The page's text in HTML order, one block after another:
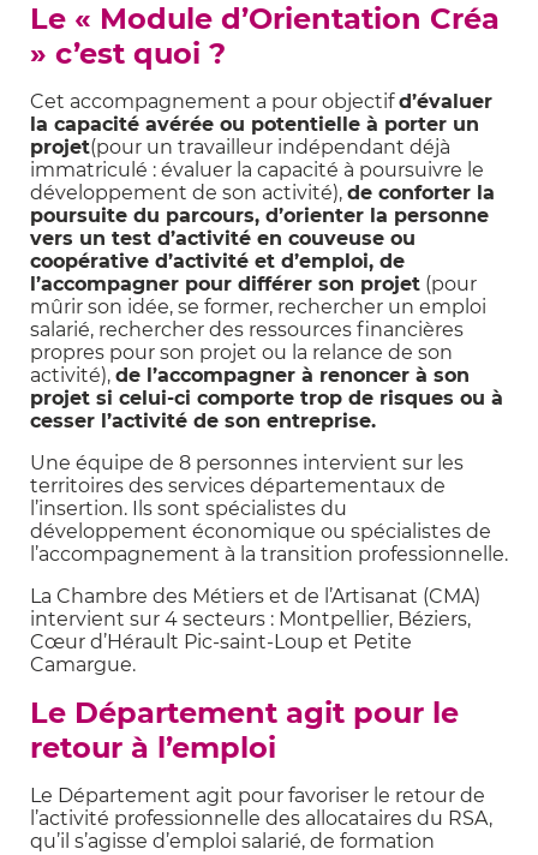
Le « Module d’Orientation Créa
» c’est quoi ?
Cet accompagnement a pour objectifd’évaluer
la capacité avérée ou potentielle à porter un
projet(pour un travailleur indépendant déjà
immatriculé : évaluer la capacité à poursuivre le
développement de son activité), de conforter la
poursuite du parcours, d’orienter la personne
vers un test d’activité en couveuse ou
coopérative d’activité et d’emploi, de
l’accompagner pour différer son projet (pour
mûrir son idée, se former, rechercher un emploi
salarié, rechercher des ressources financières
propres pour son projet ou la relance de son
activité), de l’accompagner à renoncer à son
projet si celui-ci comporte trop de risques ou à
cesser l’activité de son entreprise.
Une équipe de 8 personnes intervient sur les
territoires des services départementaux de
l’insertion. Ils sont spécialistes du
développement économique ou spécialistes de
l’accompagnement à la transition professionnelle.
La Chambre des Métiers et de l’Artisanat (CMA)
intervient sur 4 secteurs : Montpellier, Béziers,
Cœur d’Hérault Pic-saint-Loup et Petite
Camargue.
Le Département agit pour le
retour à l’emploi
Le Département agit pour favoriser le retour de
l’activité professionnelle des allocataires du RSA,
qu’il s’agisse d’emploi salarié, de formation